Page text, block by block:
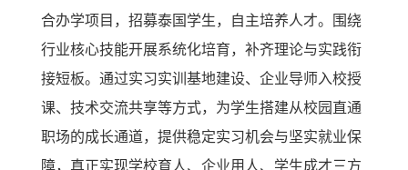
合办学项目，招募泰国学生，自主培养人才。围绕
行业核心技能开展系统化培育，补齐理论与实践衔
接短板。通过实习实训基地建设、企业导师入校授
课、技术交流共享等方式，为学生搭建从校园直通
职场的成长通道，提供稳定实习机会与坚实就业保
障，真正实现学校育人、企业用人、学生成才三方